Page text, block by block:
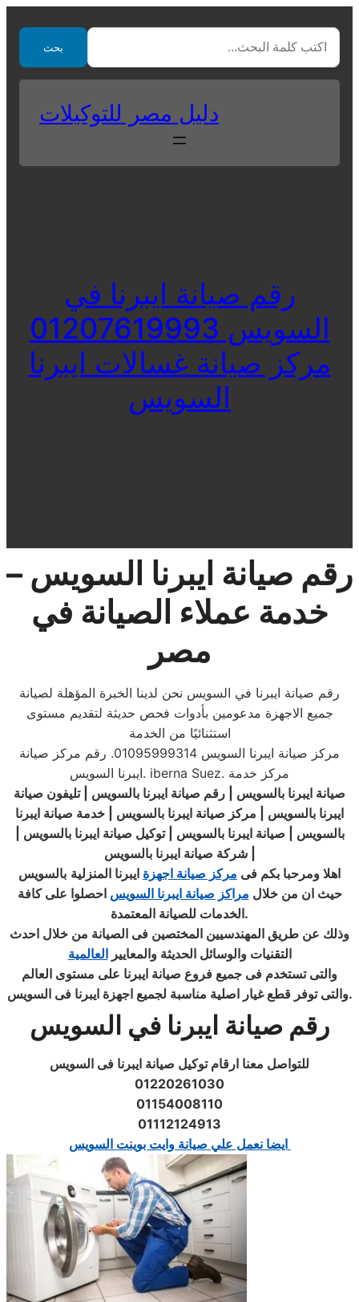
contentبحث
دليل مصر للتوكيلات
رقم صيانة ايبرنا في
السويس 01207619993
مركز صيانة غسالات ايبرنا
السويس
رقم صيانة ايبرنا السويس –
خدمة عملاء الصيانة في
مصر
رقم صيانة ايبرنا في السويس نحن لدينا الخبرة المؤهلة لصيانة
جميع الاجهزة مدعومين بأدوات فحص حديثة لتقديم مستوى
استثنائيًا من الخدمة
مركز صيانة ايبرنا السويس 01095999314. رقم مركز صيانة
ايبرنا السويس. iberna Suez. مركز خدمة
صيانة ايبرنا بالسويس | رقم صيانة ايبرنا بالسويس | تليفون صيانة
ايبرنا بالسويس | مركز صيانة ايبرنا بالسويس | خدمة صيانة ايبرنا
بالسويس | صيانة ايبرنا بالسويس | توكيل صيانة ايبرنا بالسويس
شركة صيانة ايبرنا بالسويس|
اهلا ومرحبا بكم فى مركز صيانة اجهزة ايبرنا المنزلية بالسويس
حيث ان من خلال مراكز صيانة ايبرنا السويس احصلوا على كافة
الخدمات للصيانة المعتمدة.
وذلك عن طريق المهندسيين المختصين فى الصيانة من خلال احدث
التقنيات والوسائل الحديثة والمعاييرالعالمية
والتى تستخدم فى جميع فروع صيانة ايبرنا على مستوى العالم
والتى توفر قطع غيار اصلية مناسبة لجميع اجهزة ايبرنا فى السويس.
رقم صيانة ايبرنا في السويس
للتواصل معنا ارقام توكيل صيانة ايبرنا فى السويس
01220261030
01154008110
01112124913
ايضا نعمل علي صيانة وايت بوينت السويس